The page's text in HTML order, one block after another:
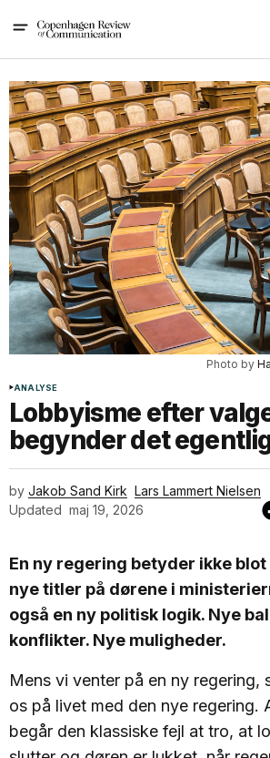
Photo by
ANALYSE
Lobbyisme efter
begynder det
by Jakob Sand Kirk Lars Lammert Nielsen
Updated maj 19, 2026
En ny regering betyder ikke
nye titler på dørene i
også en ny politisk logik. Nye
konflikter. Nye muligheder.
Mens vi venter på en ny regering,
os på livet med den nye regering.
begår den klassiske fejl at tro, at